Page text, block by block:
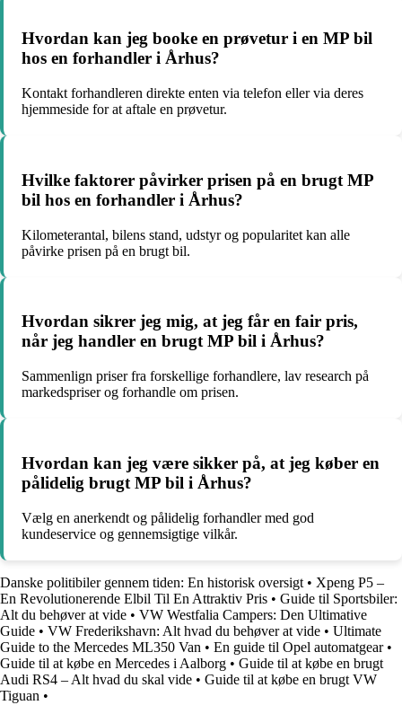
Hvordan kan jeg booke en prøvetur i en MP bil
hos en forhandler i Århus?
Kontakt forhandleren direkte enten via telefon eller via deres
hjemmeside for at aftale en prøvetur.
Hvilke faktorer påvirker prisen på en brugt MP
bil hos en forhandler i Århus?
Kilometerantal, bilens stand, udstyr og popularitet kan alle
påvirke prisen på en brugt bil.
Hvordan sikrer jeg mig, at jeg får en fair pris,
når jeg handler en brugt MP bil i Århus?
Sammenlign priser fra forskellige forhandlere, lav research på
markedspriser og forhandle om prisen.
Hvordan kan jeg være sikker på, at jeg køber en
pålidelig brugt MP bil i Århus?
Vælg en anerkendt og pålidelig forhandler med god
kundeservice og gennemsigtige vilkår.
Danske politibiler gennem tiden: En historisk oversigt • Xpeng P5 –
En Revolutionerende Elbil Til En Attraktiv Pris • Guide til Sportsbiler:
Alt du behøver at vide • VW Westfalia Campers: Den Ultimative
Guide • VW Frederikshavn: Alt hvad du behøver at vide • Ultimate
Guide to the Mercedes ML350 Van • En guide til Opel automatgear•
Guide til at købe en Mercedes i Aalborg • Guide til at købe en brugt
Audi RS4 – Alt hvad du skal vide • Guide til at købe en brugt VW
Tiguan •